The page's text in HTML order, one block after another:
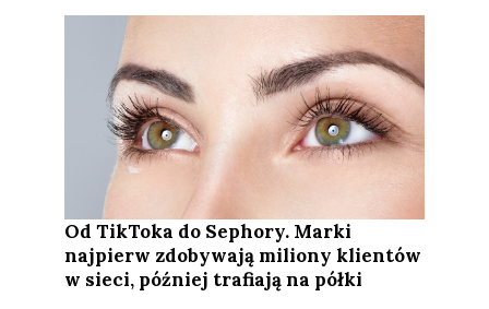
Od TikToka do Sephory. Marki
najpierw zdobywają miliony klientów
w sieci, później trafiają na półki